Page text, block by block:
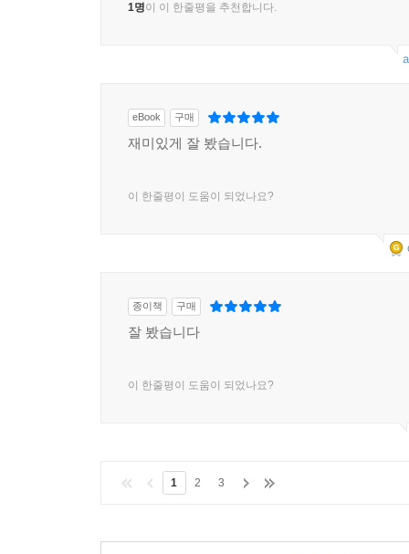
1명이 이 한줄평을 추천합니다.
eBook 구매
재미있게 잘 봤습니다.
이 한줄평이 도움이 되었나요?
종이책 구매
잘 봤습니다
이 한줄평이 도움이 되었나요?
1 2 3